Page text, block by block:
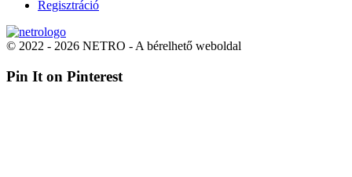
Regisztráció
© 2022 - 2026 NETRO - A bérelhető weboldal
Pin It on Pinterest